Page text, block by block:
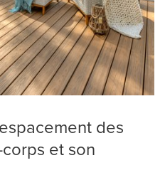
des
et son